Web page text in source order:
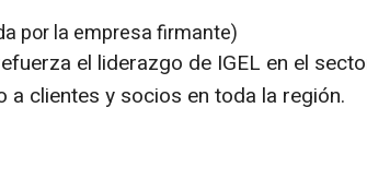
por la empresa firmante)
el liderazgo de IGEL en el
a clientes y socios en toda la región.